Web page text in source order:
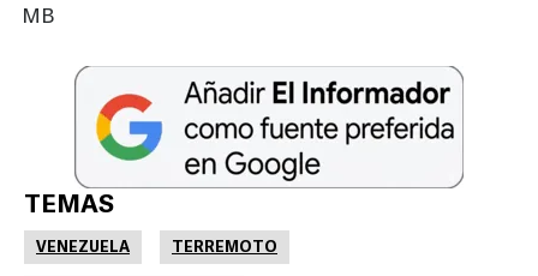
MB
TEMAS
VENEZUELA TERREMOTO